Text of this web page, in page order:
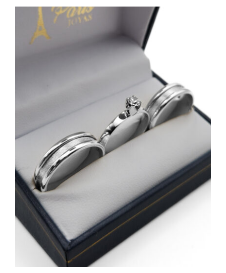
Contacto